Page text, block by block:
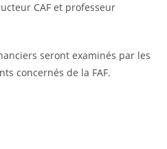
CAF et professeur
seront examinés par les
concernés de la FAF.